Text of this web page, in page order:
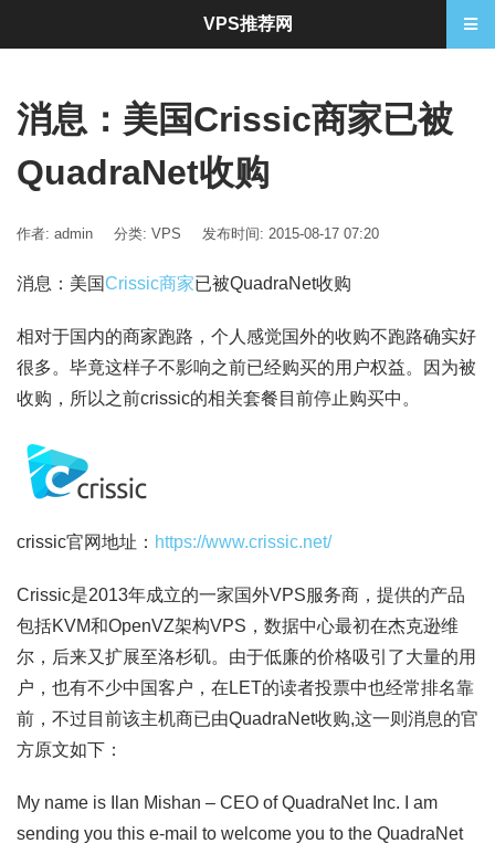
消息：美国Crissic商家已被
QuadraNet收购
作者: admin 分类: VPS 发布时间: 2015-08-17 07:20
消息：美国Crissic商家已被QuadraNet收购
相对于国内的商家跑路，个人感觉国外的收购不跑路确实好
很多。毕竟这样子不影响之前已经购买的用户权益。因为被
收购，所以之前crissic的相关套餐目前停止购买中。
crissic官网地址： https://www.crissic.net/
Crissic是2013年成立的一家国外VPS服务商，提供的产品
包括KVM和OpenVZ架构VPS，数据中心最初在杰克逊维
尔，后来又扩展至洛杉矶。由于低廉的价格吸引了大量的用
户，也有不少中国客户，在LET的读者投票中也经常排名靠
前，不过目前该主机商已由QuadraNet收购,这一则消息的官
方原文如下：
My name is Ilan Mishan – CEO of QuadraNet Inc. I am
sending you this e-mail to welcome you to the QuadraNet
VPS推荐网